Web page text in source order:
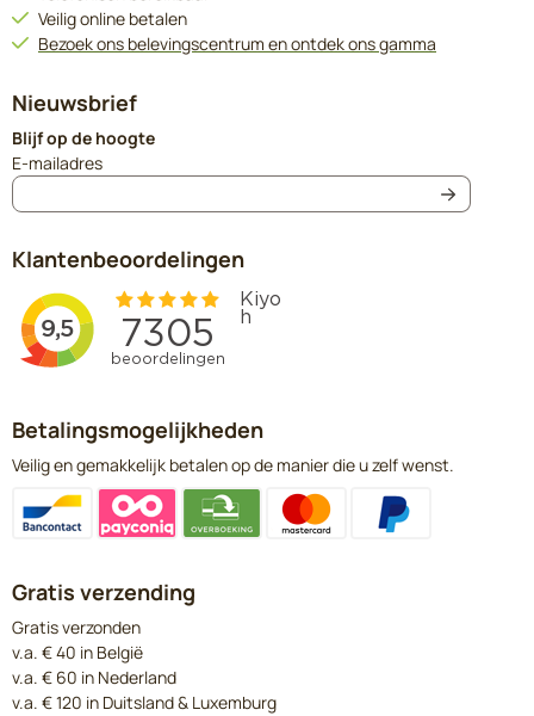
Veilig online betalen
Bezoek ons belevingscentrum en ontdek ons gamma
Nieuwsbrief
Blijf op de hoogte
E-mailadresVul je e-mailadres in voor de nieuwsbrief
Klantenbeoordelingen
Betalingsmogelijkheden
Veilig en gemakkelijk betalen op de manier die u zelf wenst.
Gratis verzending
Gratis verzonden
v.a. € 40 in België
v.a. € 60 in Nederland
v.a. € 120 in Duitsland & Luxemburg